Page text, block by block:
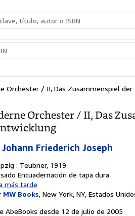
Orchester / II, Das Zusammenspiel
Orchester / II, Das
Friederich Joseph
: Teubner, 1919
Encuadernación de tapa dura
más tarde
MW Books, New York, NY, Estados
AbeBooks desde 12 de julio de 2005